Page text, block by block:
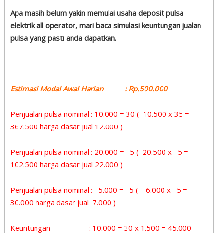
Apa masih belum yakin memulai usaha deposit pulsa
elektrik all operator, mari baca simulasi keuntungan jualan
pulsa yang pasti anda dapatkan.
Estimasi Modal Awal Harian : Rp.500.000
Penjualan pulsa nominal : 10.000 = 30 ( 10.500 x 35 =
367.500 harga dasar jual 12.000 )
Penjualan pulsa nominal : 20.000 = 5 ( 20.500 x 5 =
102.500 harga dasar jual 22.000 )
Penjualan pulsa nominal : 5.000 = 5 ( 6.000 x 5 =
30.000 harga dasar jual 7.000 )
Keuntungan : 10.000 = 30 x 1.500 = 45.000